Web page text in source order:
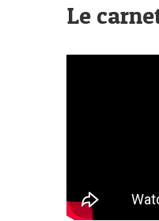
Le